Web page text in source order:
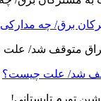
برق/ چه
شد/ علت چیست؟